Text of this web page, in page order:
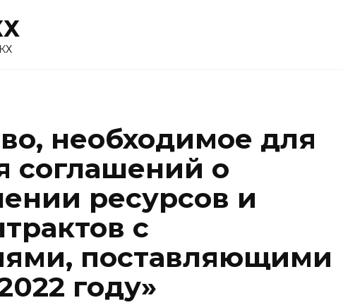
необходимое для
соглашений о
ресурсов и
с
поставляющими
году»